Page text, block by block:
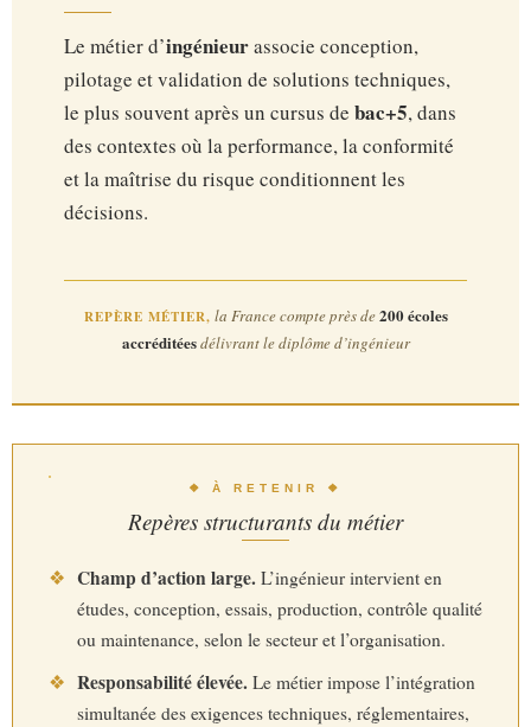
Le métier d’ingénieurassocie conception,
pilotage et validation de solutions techniques,
le plus souvent après un cursus de bac+5, dans
des contextes où la performance, la conformité
et la maîtrise du risque conditionnent les
décisions.
REPÈRE MÉTIER, la France compte près de200 écoles
accréditéesdélivrant le diplôme d’ingénieur
❖ À RETENIR ❖
Repères structurants du métier
❖ Champ d’action large. L’ingénieur intervient en
études, conception, essais, production, contrôle qualité
ou maintenance, selon le secteur et l’organisation.
❖ Responsabilité élevée. Le métier impose l’intégration
simultanée des exigences techniques, réglementaires,